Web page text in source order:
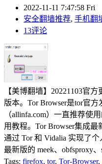
2022-11-11 7:47:58 Fri
安全翻墙推荐, 手机翻
13评论
【美博翻墙】20221103官
版本。Tor Browser是tor官
（allinfa.com）一直推荐使
用教程。Tor Browser集成
通过 Tor 和 Vidalia 实现了
最新版的 meek、obfsproxy、
Tags: firefox, tor, Tor-Browser,